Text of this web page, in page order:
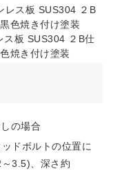
ス板 SUS304 ２B仕
色焼き付け塗装
ドボルトの位置に
3.5)、深さ約